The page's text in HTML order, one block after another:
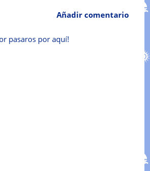
Añadir comentario
pasaros por aquí!